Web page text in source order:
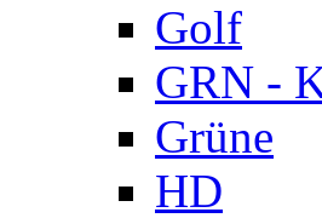
Golf
GRN -
Grüne
HD